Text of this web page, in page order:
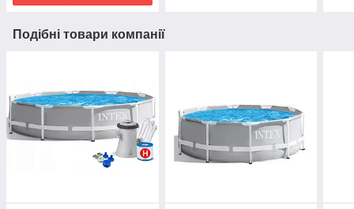
Подібні товари компанії